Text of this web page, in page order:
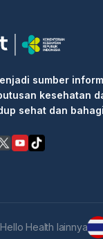
sumber
kesehatan
sehat dan
Health lainnya